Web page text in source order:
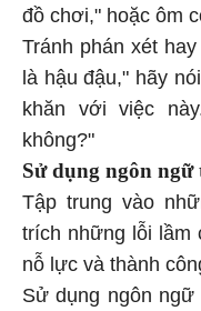
đồ chơi," hoặc ôm
Tránh phán xét
là hậu đậu," hãy
khăn với việc
không?"
Sử dụng ngôn ngữ
Tập trung vào
trích những lỗi lầm
nỗ lực và thành
Sử dụng ngôn